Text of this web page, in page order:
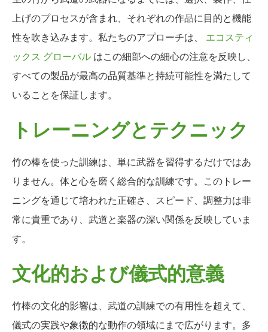
上げのプロセスが含まれ、それぞれの作品に目的と機能
性を吹き込みます。私たちのアプローチは、 エコスティ
ックス グローバル はこの細部への細心の注意を反映し、
すべての製品が最高の品質基準と持続可能性を満たして
いることを保証します。
トレーニングとテクニック
竹の棒を使った訓練は、単に武器を習得するだけではあ
りません。体と心を磨く総合的な訓練です。このトレー
ニングを通じて培われた正確さ、スピード、調整力は非
常に貴重であり、武道と楽器の深い関係を反映していま
す。
文化的および儀式的意義
竹棒の文化的影響は、武道の訓練での有用性を超えて、
儀式の実践や象徴的な動作の領域にまで広がります。多